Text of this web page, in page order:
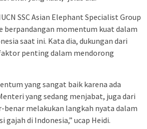
SSC Asian Elephant Specialist Group
berpandangan momentum kuat dalam
saat ini. Kata dia, dukungan dari
penting dalam mendorong
yang sangat baik karena ada
yang sedang menjabat, juga dari
benar melakukan langkah nyata dalam
gajah di Indonesia,” ucap Heidi.